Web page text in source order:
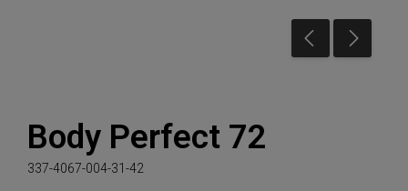
Body Perfect 72
337-4067-004-31-42